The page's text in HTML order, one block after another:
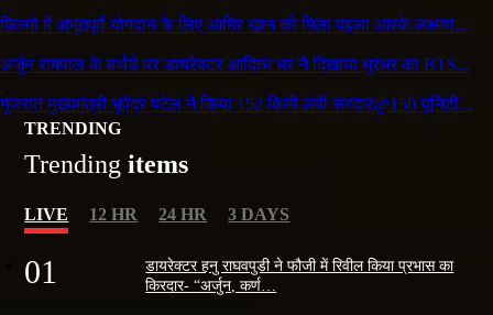
फ़िल्मों में अभूतपूर्व योगदान के लिए आमिर खान को मिला पहला आरके लक्ष्मण...
अर्जुन रामपाल के बर्थडे पर डायरेक्टर आदित्य धर ने दिखाया धुरंधर का BTS...
गुजरात मुख्यमंत्री भूपेंद्र पटेल ने किया 152 किमी लंबी सरदार@150 यूनिटी...
TRENDING
Trendingitems
LIVE 12 HR 24 HR 3 DAYS
01
डायरेक्टर हनु राघवपुडी ने फौजी में रिवील किया प्रभास का
किरदार- “अर्जुन, कर्ण…